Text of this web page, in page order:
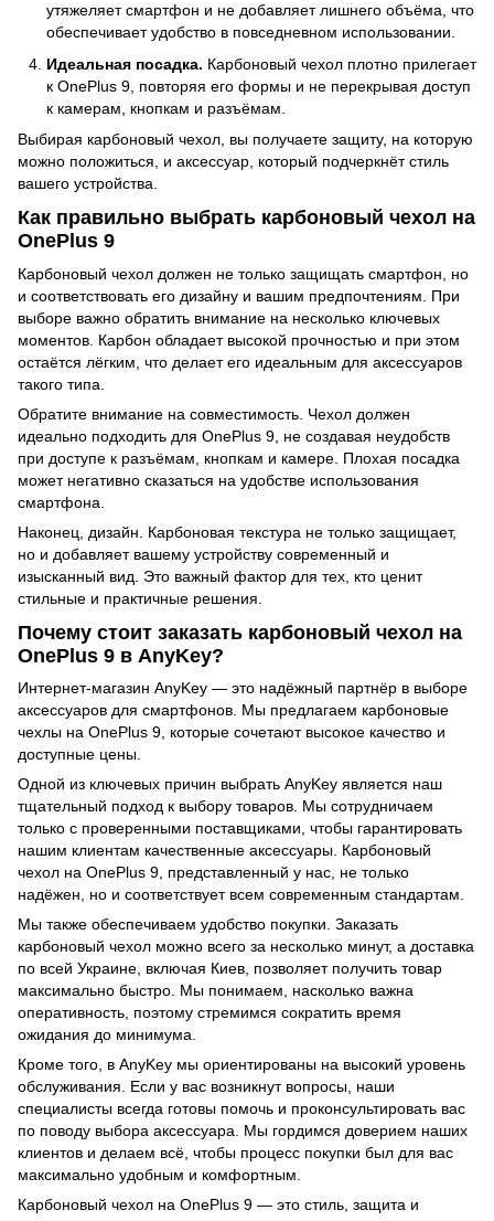
утяжеляет смартфон и не добавляет лишнего объёма, что
обеспечивает удобство в повседневном использовании.
Идеальная посадка. Карбоновый чехол плотно прилегает
к OnePlus 9, повторяя его формы и не перекрывая доступ
к камерам, кнопкам и разъёмам.
Выбирая карбоновый чехол, вы получаете защиту, на которую
можно положиться, и аксессуар, который подчеркнёт стиль
вашего устройства.
Как правильно выбрать карбоновый чехол на
OnePlus 9
Карбоновый чехол должен не только защищать смартфон, но
и соответствовать его дизайну и вашим предпочтениям. При
выборе важно обратить внимание на несколько ключевых
моментов. Карбон обладает высокой прочностью и при этом
остаётся лёгким, что делает его идеальным для аксессуаров
такого типа.
Обратите внимание на совместимость. Чехол должен
идеально подходить для OnePlus 9, не создавая неудобств
при доступе к разъёмам, кнопкам и камере. Плохая посадка
может негативно сказаться на удобстве использования
смартфона.
Наконец, дизайн. Карбоновая текстура не только защищает,
но и добавляет вашему устройству современный и
изысканный вид. Это важный фактор для тех, кто ценит
стильные и практичные решения.
Почему стоит заказать карбоновый чехол на
OnePlus 9 в AnyKey?
Интернет-магазин AnyKey — это надёжный партнёр в выборе
аксессуаров для смартфонов. Мы предлагаем карбоновые
чехлы на OnePlus 9, которые сочетают высокое качество и
доступные цены.
Одной из ключевых причин выбрать AnyKey является наш
тщательный подход к выбору товаров. Мы сотрудничаем
только с проверенными поставщиками, чтобы гарантировать
нашим клиентам качественные аксессуары. Карбоновый
чехол на OnePlus 9, представленный у нас, не только
надёжен, но и соответствует всем современным стандартам.
Мы также обеспечиваем удобство покупки. Заказать
карбоновый чехол можно всего за несколько минут, а доставка
по всей Украине, включая Киев, позволяет получить товар
максимально быстро. Мы понимаем, насколько важна
оперативность, поэтому стремимся сократить время
ожидания до минимума.
Кроме того, в AnyKey мы ориентированы на высокий уровень
обслуживания. Если у вас возникнут вопросы, наши
специалисты всегда готовы помочь и проконсультировать вас
по поводу выбора аксессуара. Мы гордимся доверием наших
клиентов и делаем всё, чтобы процесс покупки был для вас
максимально удобным и комфортным.
Карбоновый чехол на OnePlus 9 — это стиль, защита и